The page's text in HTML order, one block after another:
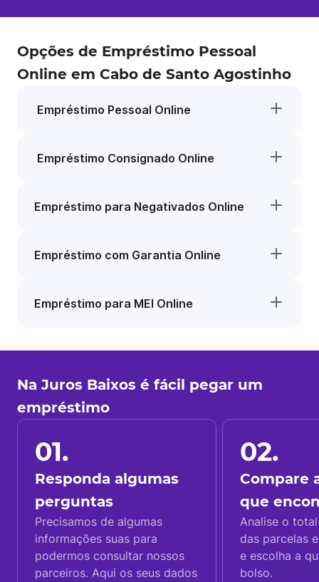
Opções de Empréstimo Pessoal
Online em Cabo de Santo Agostinho
Empréstimo Pessoal Online
Empréstimo Consignado Online
Empréstimo para Negativados Online
Empréstimo com Garantia Online
Empréstimo para MEI Online
Na Juros Baixos é fácil pegar um
empréstimo
01.
Responda algumas
perguntas
Precisamos de algumas
informações suas para
podermos consultar nossos
parceiros. Aqui os seus dados
02.
Compare
que
Analise o
das parcelas
e escolha a
bolso.